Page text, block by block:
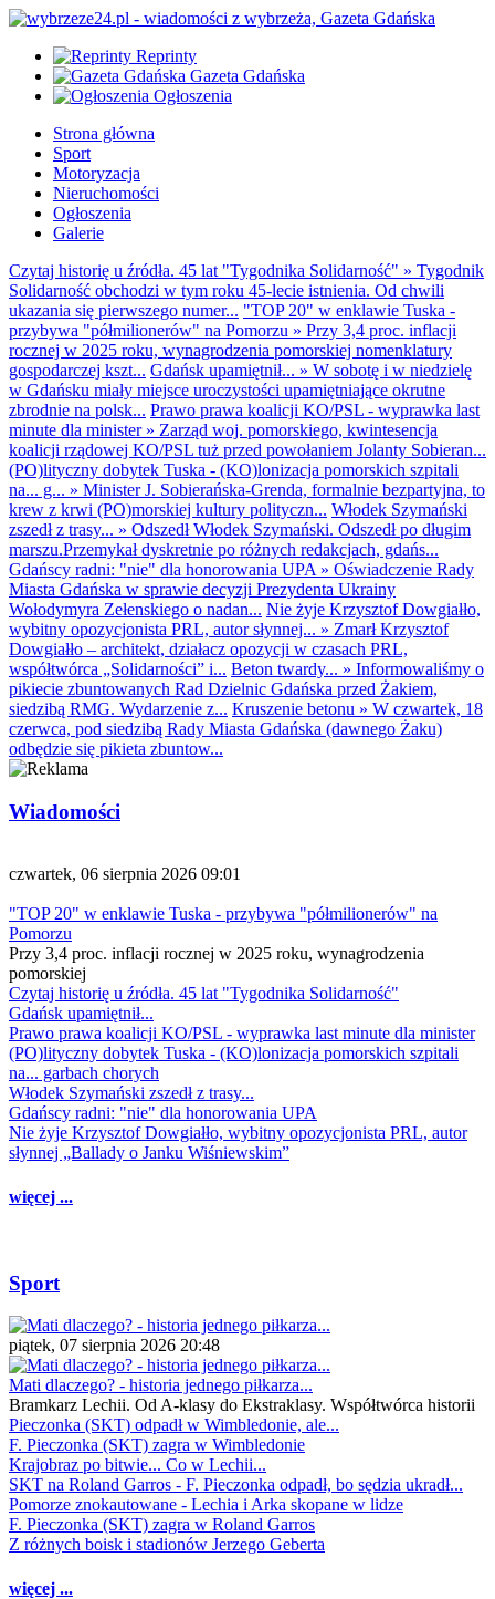
Reprinty
Gazeta Gdańska
Ogłoszenia
Strona główna
Sport
Motoryzacja
Nieruchomości
Ogłoszenia
Galerie
Czytaj historię u źródła. 45 lat "Tygodnika Solidarność" » Tygodnik
Solidarność obchodzi w tym roku 45-lecie istnienia. Od chwili
ukazania się pierwszego numer... "TOP 20" w enklawie Tuska -
przybywa "półmilionerów" na Pomorzu » Przy 3,4 proc. inflacji
rocznej w 2025 roku, wynagrodzenia pomorskiej nomenklatury
gospodarczej kszt... Gdańsk upamiętnił... » W sobotę i w niedzielę
w Gdańsku miały miejsce uroczystości upamiętniające okrutne
zbrodnie na polsk... Prawo prawa koalicji KO/PSL - wyprawka last
minute dla minister» Zarząd woj. pomorskiego, kwintesencja
koalicji rządowej KO/PSL tuż przed powołaniem Jolanty Sobieran...
(PO)lityczny dobytek Tuska - (KO)lonizacja pomorskich szpitali
na... g... » Minister J. Sobierańska-Grenda, formalnie bezpartyjna, to
krew z krwi (PO)morskiej kultury polityczn... Włodek Szymański
zszedł z trasy... » Odszedł Włodek Szymański. Odszedł po długim
marszu.Przemykał dyskretnie po różnych redakcjach, gdańs...
Gdańscy radni: "nie" dla honorowania UPA » Oświadczenie Rady
Miasta Gdańska w sprawie decyzji Prezydenta Ukrainy
Wołodymyra Zełenskiego o nadan... Nie żyje Krzysztof Dowgiałło,
wybitny opozycjonista PRL, autor słynnej... » Zmarł Krzysztof
Dowgiałło – architekt, działacz opozycji w czasach PRL,
współtwórca „Solidarności” i... Beton twardy... » Informowaliśmy o
pikiecie zbuntowanych Rad Dzielnic Gdańska przed Żakiem,
siedzibą RMG. Wydarzenie z... Kruszenie betonu » W czwartek, 18
czerwca, pod siedzibą Rady Miasta Gdańska (dawnego Żaku)
odbędzie się pikieta zbuntow...
Wiadomości
czwartek, 06 sierpnia 2026 09:01
"TOP 20" w enklawie Tuska - przybywa "półmilionerów" na
Pomorzu
Przy 3,4 proc. inflacji rocznej w 2025 roku, wynagrodzenia
pomorskiej
Czytaj historię u źródła. 45 lat "Tygodnika Solidarność"
Gdańsk upamiętnił...
Prawo prawa koalicji KO/PSL - wyprawka last minute dla minister
(PO)lityczny dobytek Tuska - (KO)lonizacja pomorskich szpitali
na... garbach chorych
Włodek Szymański zszedł z trasy...
Gdańscy radni: "nie" dla honorowania UPA
Nie żyje Krzysztof Dowgiałło, wybitny opozycjonista PRL, autor
słynnej „Ballady o Janku Wiśniewskim”
więcej ...
Sport
piątek, 07 sierpnia 2026 20:48
Mati dlaczego? - historia jednego piłkarza...
Bramkarz Lechii. Od A-klasy do Ekstraklasy. Współtwórca historii
Pieczonka (SKT) odpadł w Wimbledonie, ale...
F. Pieczonka (SKT) zagra w Wimbledonie
Krajobraz po bitwie... Co w Lechii...
SKT na Roland Garros - F. Pieczonka odpadł, bo sędzia ukradł...
Pomorze znokautowane - Lechia i Arka skopane w lidze
F. Pieczonka (SKT) zagra w Roland Garros
Z różnych boisk i stadionów Jerzego Geberta
więcej ...